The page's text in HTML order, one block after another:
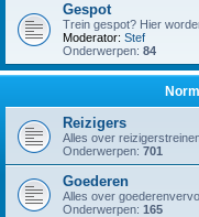
Gespot
Trein gespot? Hier
Moderator: Stef
Onderwerpen: 84
Reizigers
Alles over
Onderwerpen: 701
Goederen
Alles over
Onderwerpen: 165